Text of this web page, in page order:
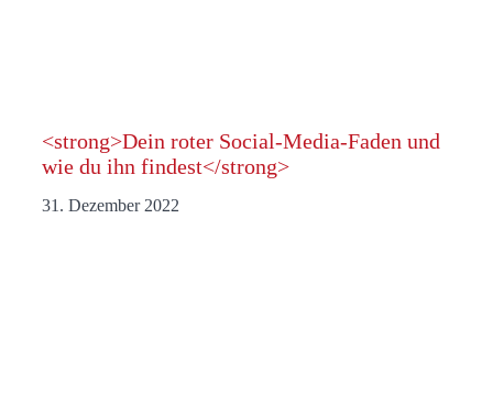
<strong>Dein roter Social-Media-Faden und
wie du ihn findest</strong>
31. Dezember 2022